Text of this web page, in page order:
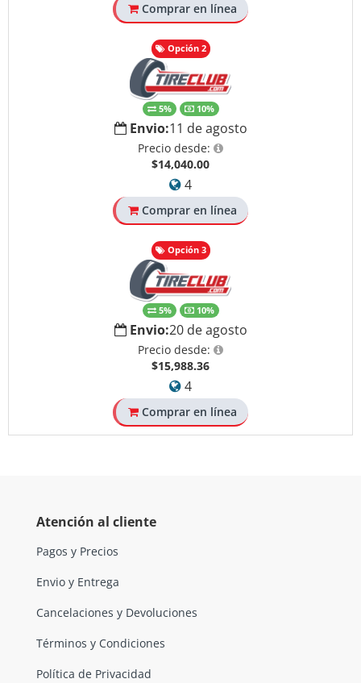
Comprar en línea
Opción 2
5% 10%
Envio:11 de agosto
Precio desde:
$14,040.00
4
Comprar en línea
Opción 3
5% 10%
Envio:20 de agosto
Precio desde:
$15,988.36
4
Comprar en línea
Atención al cliente
Pagos y Precios
Envio y Entrega
Cancelaciones y Devoluciones
Términos y Condiciones
Política de Privacidad